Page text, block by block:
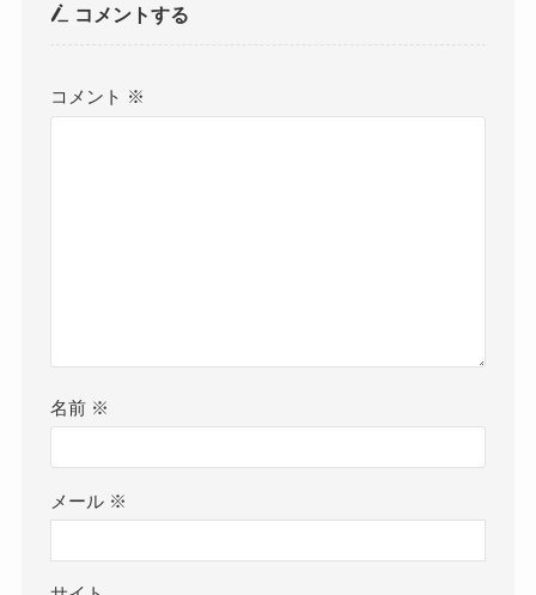
コメントする
コメント ※
名前 ※
メール ※